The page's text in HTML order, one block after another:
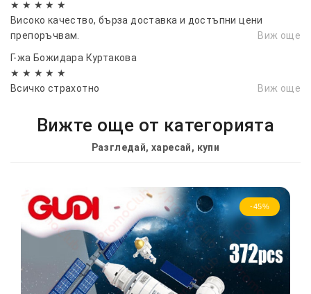
★ ★ ★ ★ ★
Високо качество, бърза доставка и достъпни цени
препоръчвам.
Виж още
Г-жа Божидара Куртакова
★ ★ ★ ★ ★
Всичко страхотно
Виж още
Вижте още от категорията
Разгледай, харесай, купи
-45%